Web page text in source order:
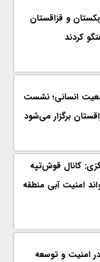
و قزاقستان
کردند
انسانی؛ نشست
برگزار می‌شود
کانال قوش‌تپه
امنیت آبی منطقه
امنیت و توسعه